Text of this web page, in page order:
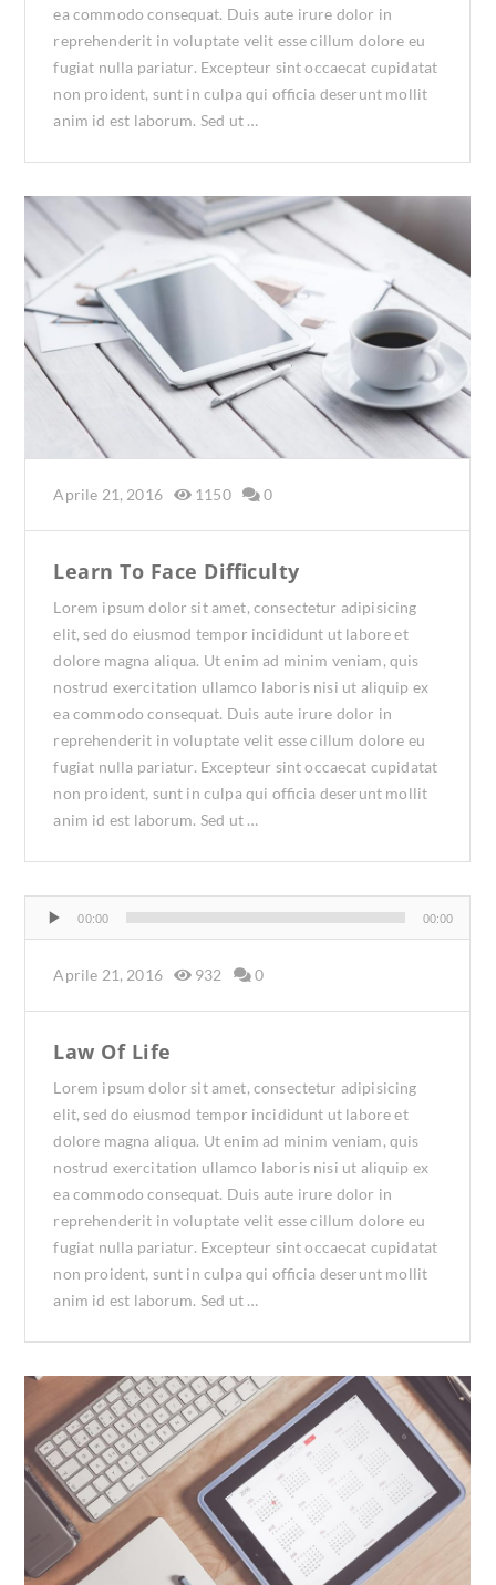
ea commodo consequat. Duis aute irure dolor in
reprehenderit in voluptate velit esse cillum dolore eu
fugiat nulla pariatur. Excepteur sint occaecat cupidatat
non proident, sunt in culpa qui officia deserunt mollit
anim id est laborum. Sed ut …
Aprile 21, 2016 1150 0
Learn To Face Difficulty
Lorem ipsum dolor sit amet, consectetur adipisicing
elit, sed do eiusmod tempor incididunt ut labore et
dolore magna aliqua. Ut enim ad minim veniam, quis
nostrud exercitation ullamco laboris nisi ut aliquip ex
ea commodo consequat. Duis aute irure dolor in
reprehenderit in voluptate velit esse cillum dolore eu
fugiat nulla pariatur. Excepteur sint occaecat cupidatat
non proident, sunt in culpa qui officia deserunt mollit
anim id est laborum. Sed ut …
Audio
Player
00:00 00:00
Aprile 21, 2016 932 0
Law Of Life
Lorem ipsum dolor sit amet, consectetur adipisicing
elit, sed do eiusmod tempor incididunt ut labore et
dolore magna aliqua. Ut enim ad minim veniam, quis
nostrud exercitation ullamco laboris nisi ut aliquip ex
ea commodo consequat. Duis aute irure dolor in
reprehenderit in voluptate velit esse cillum dolore eu
fugiat nulla pariatur. Excepteur sint occaecat cupidatat
non proident, sunt in culpa qui officia deserunt mollit
anim id est laborum. Sed ut …